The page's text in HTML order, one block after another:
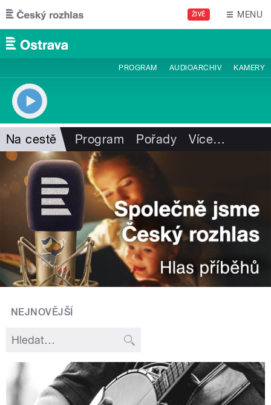
Přejít k hlavnímu obsahu
ŽIVĚ MENU
PROGRAM AUDIOARCHIV KAMERY
Na cestě Program Pořady Více…
NEJNOVĚJŠÍ